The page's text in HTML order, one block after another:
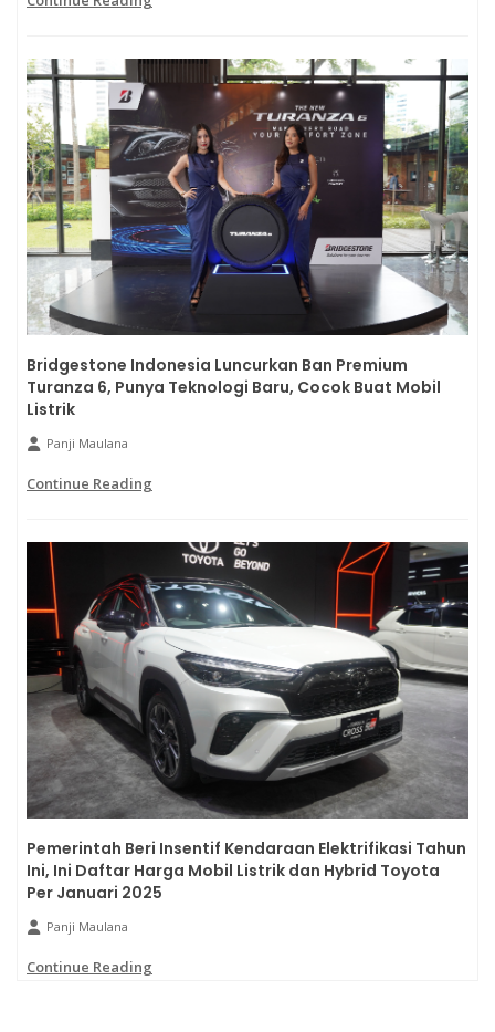
Bridgestone Indonesia Luncurkan Ban Premium
Turanza 6, Punya Teknologi Baru, Cocok Buat Mobil
Listrik
Panji Maulana
Continue Reading
Pemerintah Beri Insentif Kendaraan Elektrifikasi Tahun
Ini, Ini Daftar Harga Mobil Listrik dan Hybrid Toyota
Per Januari 2025
Panji Maulana
Continue Reading